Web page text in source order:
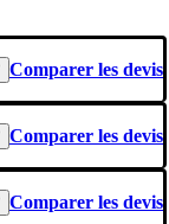
Comparer les devis
Comparer les devis
Comparer les devis